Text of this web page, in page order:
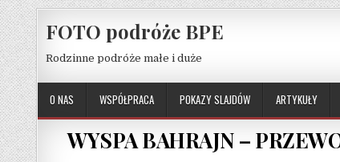
Skip to content
FOTO podróże BPE
Rodzinne podróże małe i duże
O NAS WSPÓŁPRACA POKAZY SLAJDÓW ARTYKUŁY
WYSPA BAHRAJN –